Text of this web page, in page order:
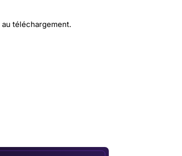
au téléchargement.